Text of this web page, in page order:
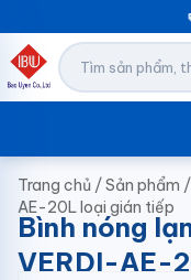
Trang chủ /Sản phẩm /
AE-20L loại gián tiếp
Bình nóng
VERDI-AE-